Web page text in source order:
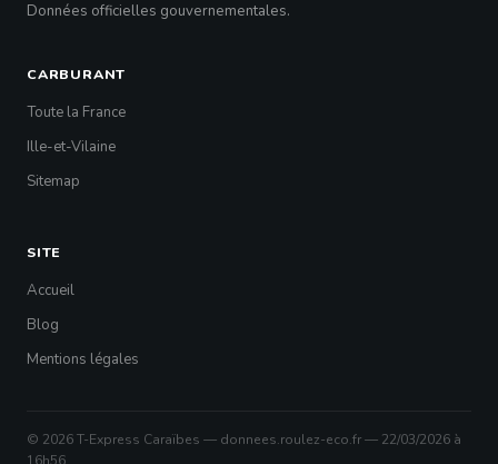
Données officielles gouvernementales.
CARBURANT
Toute la France
Ille-et-Vilaine
Sitemap
SITE
Accueil
Blog
Mentions légales
© 2026 T-Express Caraïbes — donnees.roulez-eco.fr — 22/03/2026 à